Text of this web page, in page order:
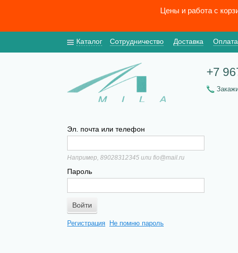
Цены и работа с
Каталог Сотрудничество Доставка Оплата
+7
Эл. почта или телефон
Например, 89028312345 или fio@mail.ru
Пароль
Регистрация Не помню пароль